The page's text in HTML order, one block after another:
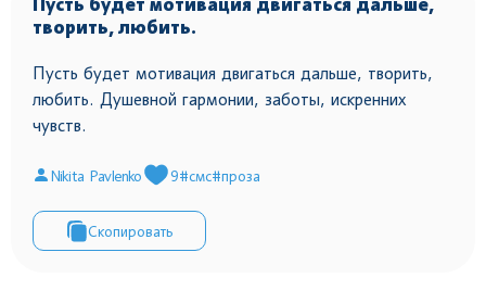
творить, любить.
Пусть будет мотивация двигаться дальше, творить,
любить. Душевной гармонии, заботы, искренних
чувств.
Nikita Pavlenko 9#смс#проза
Скопировать